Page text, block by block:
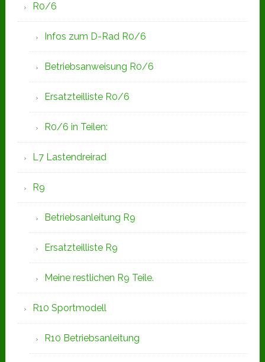
R0/6
Infos zum D-Rad R0/6
Betriebsanweisung R0/6
Ersatzteilliste R0/6
R0/6 in Teilen:
L7 Lastendreirad
R9
Betriebsanleitung R9
Ersatzteilliste R9
Meine restlichen R9 Teile.
R10 Sportmodell
R10 Betriebsanleitung